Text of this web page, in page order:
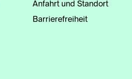
Anfahrt und Standort
Barrierefreiheit